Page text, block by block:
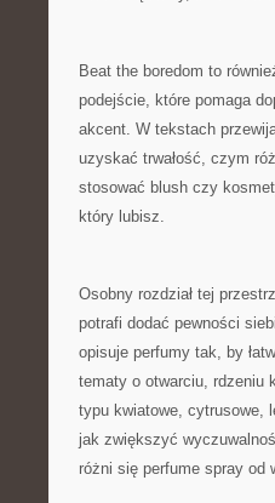
Beat the boredom to
podejście, które pomaga
akcent. W tekstach
uzyskać trwałość, czym
stosować blush czy
który lubisz.
Osobny rozdział tej
potrafi dodać pewności
opisuje perfumy tak, by
tematy o otwarciu, rdzeniu
typu kwiatowe, cytrusowe,
jak zwiększyć
różni się perfume spray od